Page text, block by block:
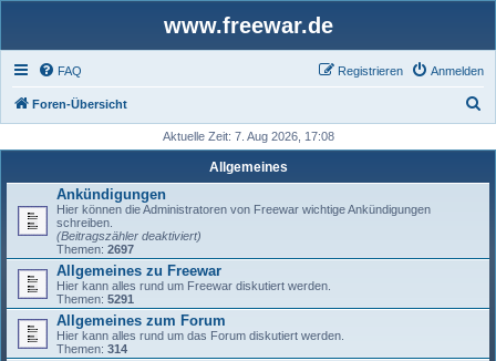
www.freewar.de
FAQ Anmelden
Registrieren
Foren-Übersicht
h
Aktuelle Zeit: 7. Aug 2026, 17:08
Allgemeines
Ankündigungen
Hier können die Administratoren von Freewar wichtige Ankündigungen
schreiben.
(Beitragszähler deaktiviert)
Themen: 2697
Allgemeines zu Freewar
Hier kann alles rund um Freewar diskutiert werden.
Themen: 5291
Allgemeines zum Forum
Hier kann alles rund um das Forum diskutiert werden.
Themen: 314